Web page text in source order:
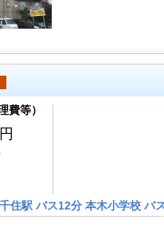
費等）
住駅 バス12分 本木小学校 バ